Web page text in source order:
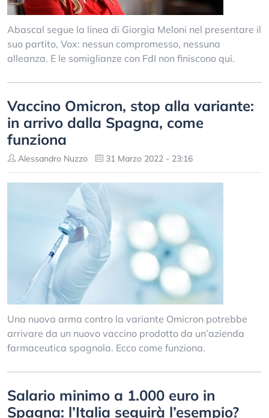
Abascal segue la linea di Giorgia Meloni nel presentare il
suo partito, Vox: nessun compromesso, nessuna
alleanza. E le somiglianze con FdI non finiscono qui.
Vaccino Omicron, stop alla variante:
in arrivo dalla Spagna, come
funziona
Alessandro Nuzzo 31 Marzo 2022 - 23:16
Una nuova arma contro la variante Omicron potrebbe
arrivare da un nuovo vaccino prodotto da un’azienda
farmaceutica spagnola. Ecco come funziona.
Salario minimo a 1.000 euro in
Spagna: l’Italia seguirà l’esempio?